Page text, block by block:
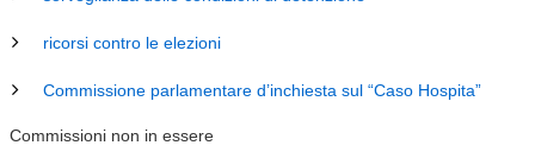
ricorsi contro le elezioni
Commissione parlamentare d’inchiesta sul “Caso Hospita”
Commissioni non in essere